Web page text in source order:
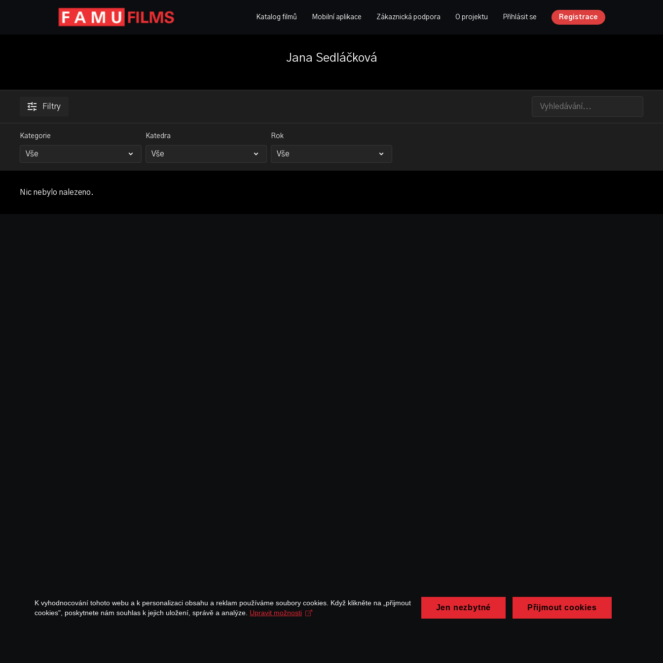
Katalog filmů Mobilní aplikace Zákaznická podpora O projektu Přihlásit se Registrace
Jana Sedláčková
Filtry
Kategorie Katedra Rok
Nic nebylo nalezeno.
K vyhodnocování tohoto webu a k personalizaci obsahu a reklam používáme soubory cookies. Když klikněte na „přijmout
cookies", poskytnete nám souhlas k jejich uložení, správě a analýze. Upravit možnosti
Jen nezbytné Přijmout cookies